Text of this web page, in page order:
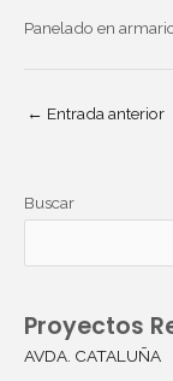
Panelado en
← Entrada anterior
Buscar
Proyectos
AVDA. CATALUÑA